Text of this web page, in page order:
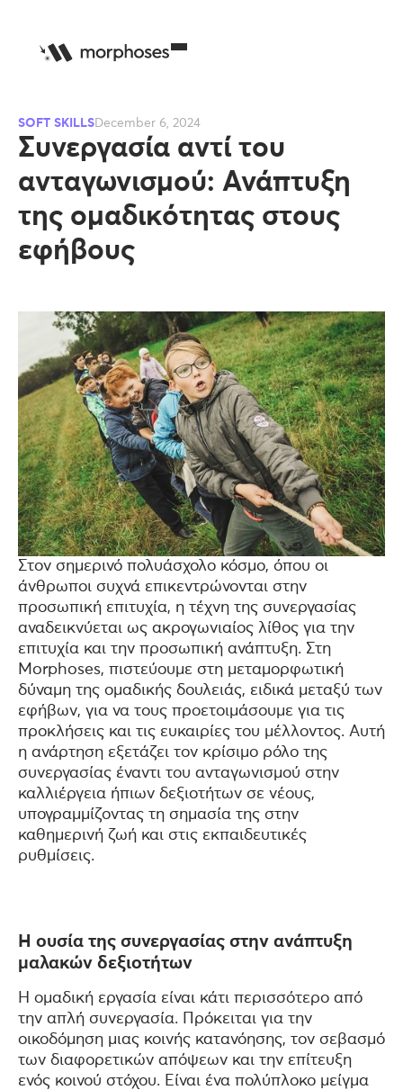
SOFT SKILLSDecember 6, 2024
Συνεργασία αντί του
ανταγωνισμού: Ανάπτυξη
της ομαδικότητας στους
εφήβους
Στον σημερινό πολυάσχολο κόσμο, όπου οι
άνθρωποι συχνά επικεντρώνονται στην
προσωπική επιτυχία, η τέχνη της συνεργασίας
αναδεικνύεται ως ακρογωνιαίος λίθος για την
επιτυχία και την προσωπική ανάπτυξη. Στη
Morphoses, πιστεύουμε στη μεταμορφωτική
δύναμη της ομαδικής δουλειάς, ειδικά μεταξύ των
εφήβων, για να τους προετοιμάσουμε για τις
προκλήσεις και τις ευκαιρίες του μέλλοντος. Αυτή
η ανάρτηση εξετάζει τον κρίσιμο ρόλο της
συνεργασίας έναντι του ανταγωνισμού στην
καλλιέργεια ήπιων δεξιοτήτων σε νέους,
υπογραμμίζοντας τη σημασία της στην
καθημερινή ζωή και στις εκπαιδευτικές
ρυθμίσεις.
Η ουσία της συνεργασίας στην ανάπτυξη
μαλακών δεξιοτήτων
Η ομαδική εργασία είναι κάτι περισσότερο από
την απλή συνεργασία. Πρόκειται για την
οικοδόμηση μιας κοινής κατανόησης, τον σεβασμό
των διαφορετικών απόψεων και την επίτευξη
ενός κοινού στόχου. Είναι ένα πολύπλοκο μείγμα